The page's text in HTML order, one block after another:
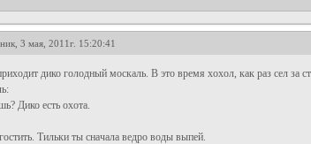
3 мая, 2011г. 15:20:41
дико голодный москаль. В это время хохол, как раз сел за
Дико есть охота.
Тильки ты сначала ведро воды выпей.